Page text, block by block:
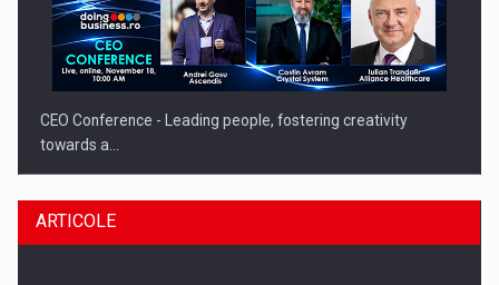
CEO Conference - Leading people, fostering creativity
towards a…
ARTICOLE